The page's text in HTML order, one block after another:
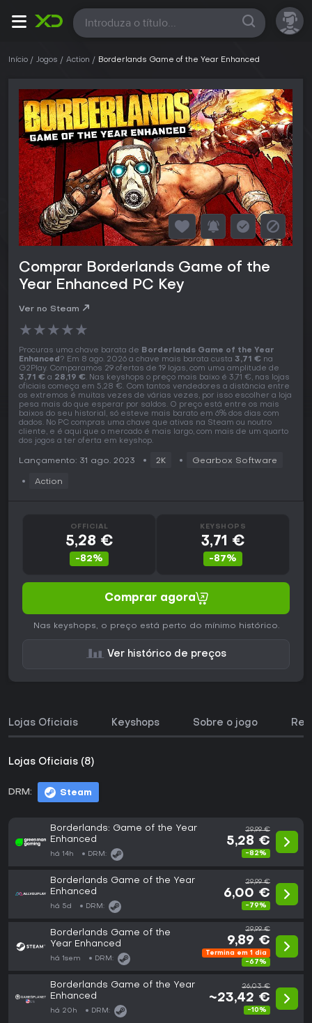
Todas
Início Jogos Action Borderlands Game of the Year Enhanced
Comprar Borderlands Game of the
Year Enhanced PC Key
Ver no Steam
★★★★★
Procuras uma chave barata de Borderlands Game of the Year
Enhanced? Em 8 ago. 2026 a chave mais barata custa 3,71 € na
G2Play. Comparamos 29 ofertas de 19 lojas, com uma amplitude de
3,71 € a 28,19 €. Nas keyshops o preço mais baixo é 3,71 €, nas lojas
oficiais começa em 5,28 €. Com tantos vendedores a distância entre
os extremos é muitas vezes de várias vezes, por isso escolher a loja
pesa mais do que esperar por saldos. O preço está entre os mais
baixos do seu historial, só esteve mais barato em 6% dos dias com
dados. No PC compras uma chave que ativas na Steam ou noutro
cliente, e é aqui que o mercado é mais largo, com mais de um quarto
dos jogos a ter oferta em keyshop.
Lançamento: 31 ago. 2023 2K Gearbox Software
Action
OFFICIAL
5,28 €
-82%
KEYSHOPS
3,71 €
-87%
Comprar agora
Nas keyshops, o preço está perto do mínimo histórico.
Ver histórico de preços
Lojas Oficiais Keyshops Sobre o jogo
Lojas Oficiais (8)
DRM: Steam
Borderlands: Game of the Year
Enhanced
há 14h DRM:
29,99 €
5,28 €
-82%
Borderlands Game of the Year
Enhanced
há 5d DRM:
29,99 €
6,00 €
-79%
Borderlands Game of the
Year Enhanced
há 1sem DRM:
29,99 €
9,89 €
Termina em 1 dia
-67%
Borderlands Game of the Year
Enhanced
há 20h DRM:
26,03 €
~23,42 €
-10%